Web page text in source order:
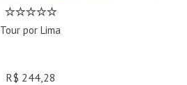
Tour por Lima
R$ 244,28